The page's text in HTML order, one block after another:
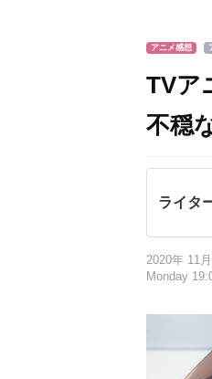
アニメ感想
TVア
不穏
ライタ
2020年 11
Monday